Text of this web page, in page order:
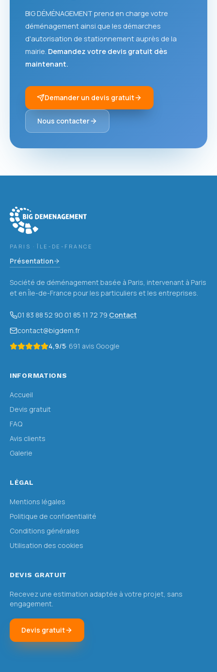
BIG DÉMÉNAGEMENT prend en charge votre
déménagement ainsi que les démarches
d'autorisation de stationnement auprès de la
mairie. Demandez votre devis gratuit dès
maintenant.
Demander un devis gratuit
Nous contacter
PARIS · ÎLE-DE-FRANCE
Présentation
Société de déménagement basée à Paris, intervenant à Paris
et en Île-de-France pour les particuliers et les entreprises.
01 83 88 52 90·01 85 11 72 79·Contact
contact@bigdem.fr
4,9/5· 691 avis Google
INFORMATIONS
Accueil
Devis gratuit
FAQ
Avis clients
Galerie
LÉGAL
Mentions légales
Politique de confidentialité
Conditions générales
Utilisation des cookies
DEVIS GRATUIT
Recevez une estimation adaptée à votre projet, sans
engagement.
Devis gratuit